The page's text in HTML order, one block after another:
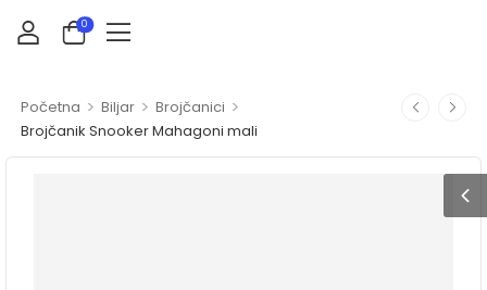
0
Početna > Biljar > Brojčanici >
Brojčanik Snooker Mahagoni mali